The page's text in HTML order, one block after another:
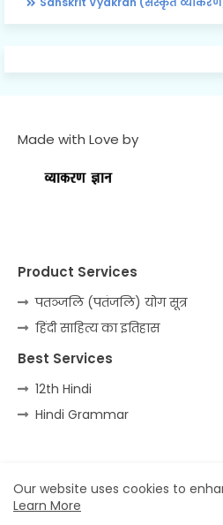
Made with Love by
Product Services
पतञ्जलि (पतंजलि) योग सूत्र
हिंदी साहित्य का इतिहास
Best Services
12th Hindi
Hindi Grammar
Home Contact
Our website uses cookies to
Learn More